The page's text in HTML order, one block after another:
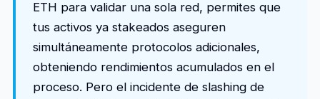
ETH para validar una sola red, permites que
tus activos ya stakeados aseguren
simultáneamente protocolos adicionales,
obteniendo rendimientos acumulados en el
proceso. Pero el incidente de slashing de